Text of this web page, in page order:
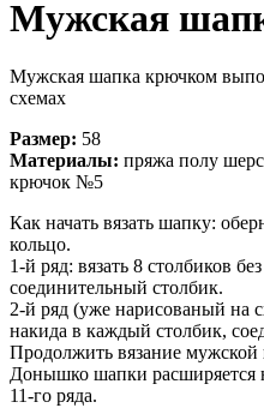
Мужская
Мужская шапка крючком
схемах
Размер: 58
Материалы: пряжа полу
крючок №5
Как начать вязать шапку:
кольцо.
1-й ряд: вязать 8 столбиков
соединительный столбик.
2-й ряд (уже нарисованый на
накида в каждый столбик,
Продолжить вязание
Донышко шапки расширяется
11-го ряда.